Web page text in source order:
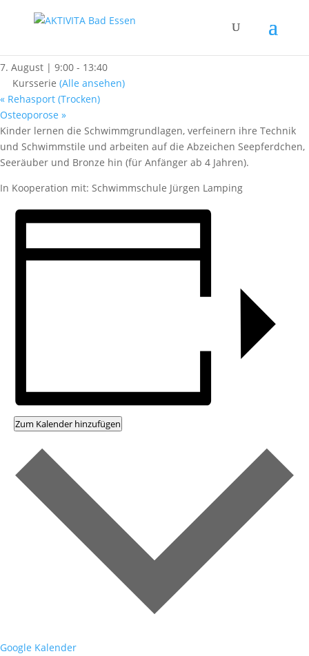
« Alle Kurse
7. August | 9:00 - 13:40
Kursserie (Alle ansehen)
« Rehasport (Trocken)
Osteoporose »
Kinder lernen die Schwimmgrundlagen, verfeinern ihre Technik
und Schwimmstile und arbeiten auf die Abzeichen Seepferdchen,
Seeräuber und Bronze hin (für Anfänger ab 4 Jahren).
In Kooperation mit: Schwimmschule Jürgen Lamping
Zum Kalender hinzufügen
Google Kalender